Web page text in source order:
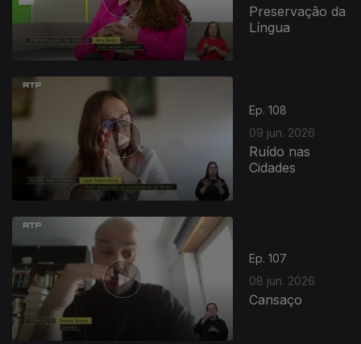
Preservação da
Língua
Ep. 108
09 jun. 2026
Ruído nas
Cidades
Ep. 107
08 jun. 2026
Cansaço